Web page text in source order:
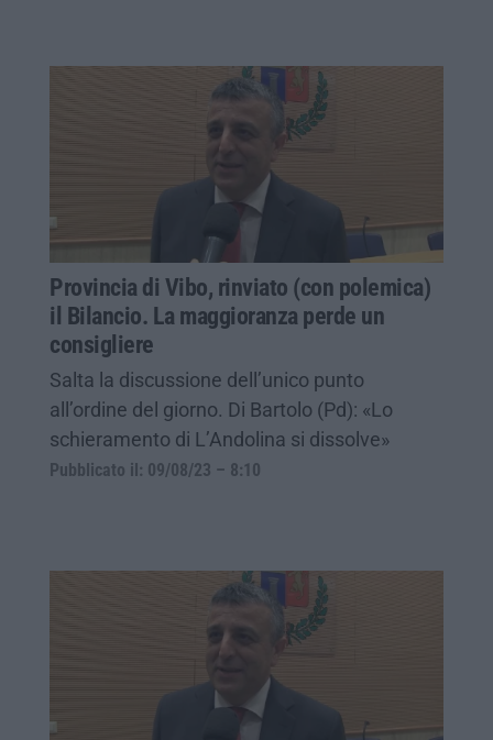
Provincia di Vibo, rinviato (con polemica)
il Bilancio. La maggioranza perde un
consigliere
Salta la discussione dell’unico punto
all’ordine del giorno. Di Bartolo (Pd): «Lo
schieramento di L’Andolina si dissolve»
Pubblicato il: 09/08/23 – 8:10